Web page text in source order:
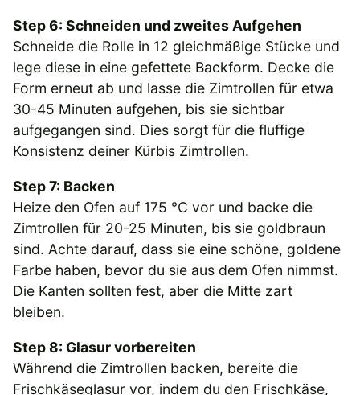
Step 6: Schneiden und zweites Aufgehen
Schneide die Rolle in 12 gleichmäßige Stücke und
lege diese in eine gefettete Backform. Decke die
Form erneut ab und lasse die Zimtrollen für etwa
30-45 Minuten aufgehen, bis sie sichtbar
aufgegangen sind. Dies sorgt für die fluffige
Konsistenz deiner Kürbis Zimtrollen.
Step 7: Backen
Heize den Ofen auf 175 °C vor und backe die
Zimtrollen für 20-25 Minuten, bis sie goldbraun
sind. Achte darauf, dass sie eine schöne, goldene
Farbe haben, bevor du sie aus dem Ofen nimmst.
Die Kanten sollten fest, aber die Mitte zart
bleiben.
Step 8: Glasur vorbereiten
Während die Zimtrollen backen, bereite die
Frischkäseglasur vor, indem du den Frischkäse,